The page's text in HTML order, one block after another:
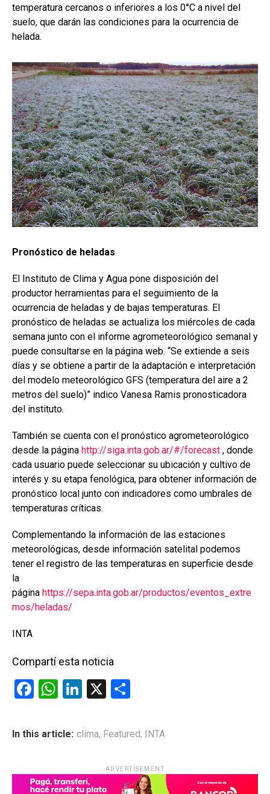
temperatura cercanos o inferiores a los 0°C a nivel del
suelo, que darán las condiciones para la ocurrencia de
helada.
Pronóstico de heladas
El Instituto de Clima y Agua pone disposición del
productor herramientas para el seguimiento de la
ocurrencia de heladas y de bajas temperaturas. El
pronóstico de heladas se actualiza los miércoles de cada
semana junto con el informe agrometeorológico semanal y
puede consultarse en la página web. “Se extiende a seis
días y se obtiene a partir de la adaptación e interpretación
del modelo meteorológico GFS (temperatura del aire a 2
metros del suelo)” indico Vanesa Ramis pronosticadora
del instituto.
También se cuenta con el pronóstico agrometeorológico
desde la página http://siga.inta.gob.ar/#/forecast , donde
cada usuario puede seleccionar su ubicación y cultivo de
interés y su etapa fenológica, para obtener información de
pronóstico local junto con indicadores como umbrales de
temperaturas críticas.
Complementando la información de las estaciones
meteorológicas, desde información satelital podemos
tener el registro de las temperaturas en superficie desde
la
página https://sepa.inta.gob.ar/productos/eventos_extre
mos/heladas/
INTA
Compartí esta noticia
F
ce
o
W
at
p
Li
ke
X
m
ar
tir
In this article: clima, Featured, INTA
ADVERTISEMENT